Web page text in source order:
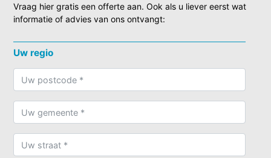
Vraag hier gratis een offerte aan. Ook als u liever eerst wat
informatie of advies van ons ontvangt:
Uw regio